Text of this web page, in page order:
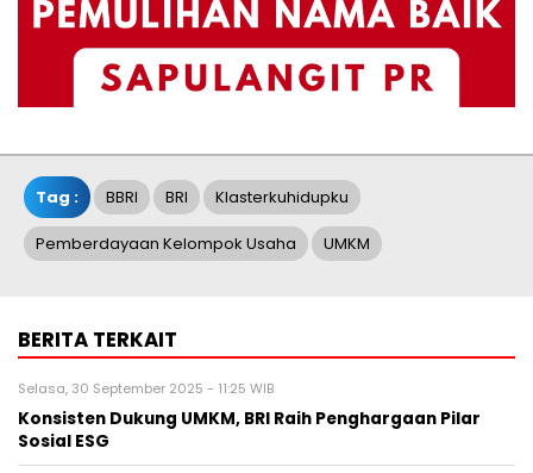
Tag : BBRI BRI Klasterkuhidupku
Pemberdayaan Kelompok Usaha UMKM
BERITA TERKAIT
Selasa, 30 September 2025 - 11:25 WIB
Konsisten Dukung UMKM, BRI Raih Penghargaan Pilar
Sosial ESG